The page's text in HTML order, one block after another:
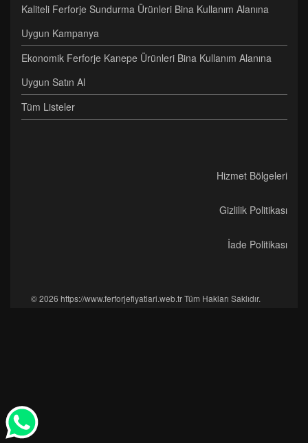
Kaliteli Ferforje Sundurma Ürünleri Bina Kullanım Alanına
Uygun Kampanya
Ekonomik Ferforje Kanepe Ürünleri Bina Kullanım Alanına
Uygun Satın Al
Tüm Listeler
Hizmet Bölgeleri
Gizlilik Politikası
İade Politikası
© 2026 https://www.ferforjefiyatlari.web.tr Tüm Hakları Saklıdır.